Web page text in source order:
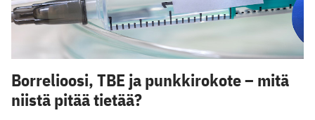
Borrelioosi, TBE ja punkkirokote – mitä
niistä pitää tietää?